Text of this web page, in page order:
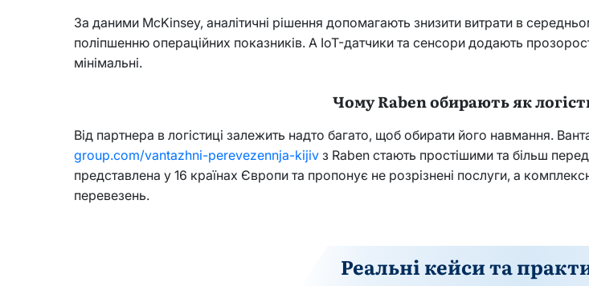
За даними McKinsey, аналітичні рішення допомагають знизити витрати в
поліпшенню операційних показників. А IoT-датчики та сенсори додають
мінімальні.
Чому Raben обирають як
Від партнера в логістиці залежить надто багато, щоб обирати його навмання.
group.com/vantazhni-perevezennja-kijiv з Raben стають простішими та більш
представлена у 16 країнах Європи та пропонує не розрізнені послуги, а
перевезень.
Реальні кейси та